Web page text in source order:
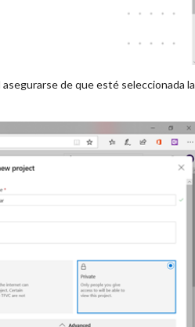
de que esté seleccionada la